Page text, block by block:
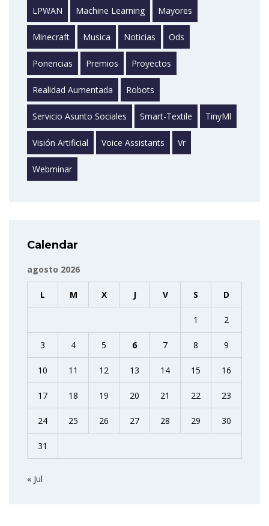
LPWAN Machine Learning Mayores
Minecraft Musica Noticias Ods
Ponencias Premios Proyectos
Realidad Aumentada Robots
Servicio Asunto Sociales Smart-Textile TinyMl
Visión Artificial Voice Assistants Vr
Webminar
Calendar
agosto 2026
L M X J V S D
1 2
3 4 5 6 7 8 9
10 11 12 13 14 15 16
17 18 19 20 21 22 23
24 25 26 27 28 29 30
31
« Jul